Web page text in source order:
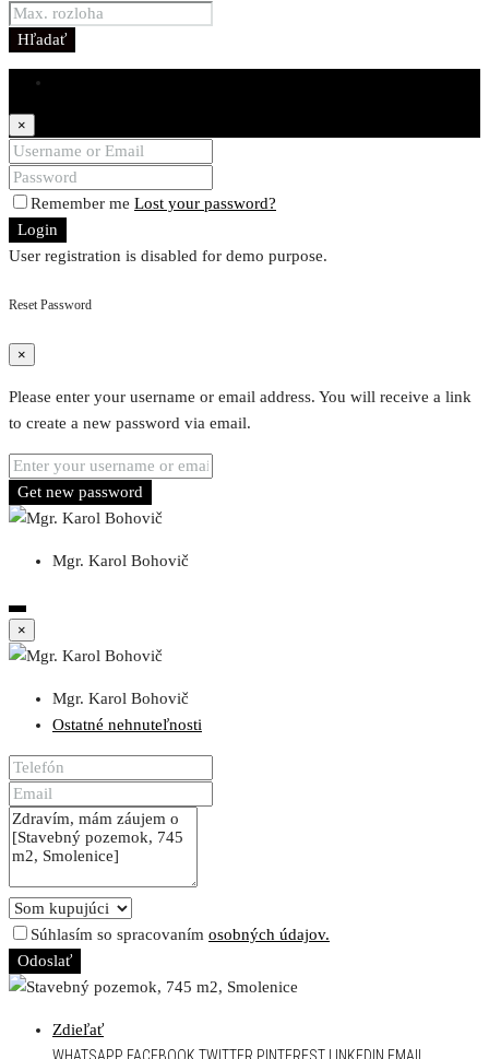
Hľadať
×
Remember me Lost your password?
Login
User registration is disabled for demo purpose.
Reset Password
×
Please enter your username or email address. You will receive a link
to create a new password via email.
Get new password
Mgr. Karol Bohovič
×
Mgr. Karol Bohovič
Ostatné nehnuteľnosti
Súhlasím so spracovaním osobných údajov.
Odoslať
Zdieľať
WHATSAPP FACEBOOK TWITTER PINTEREST LINKEDIN EMAIL